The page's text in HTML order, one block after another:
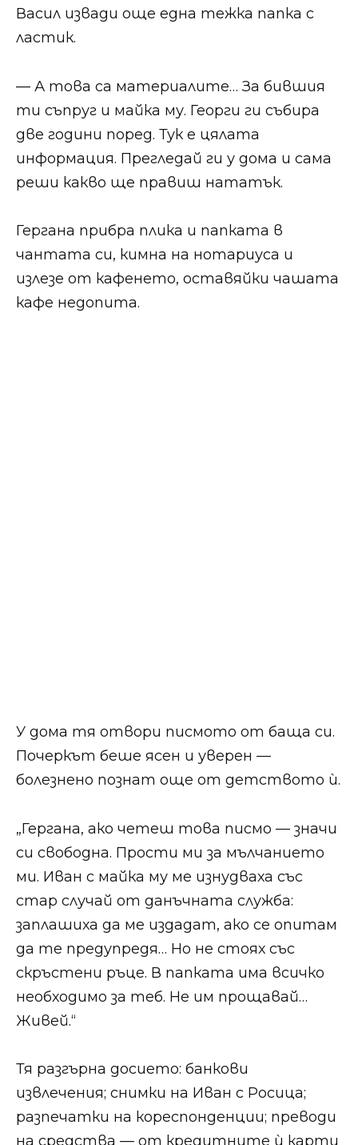
Васил извади още една тежка папка с
ластик.
— А това са материалите… За бившия
ти съпруг и майка му. Георги ги събира
две години поред. Тук е цялата
информация. Прегледай ги у дома и сама
реши какво ще правиш нататък.
Гергана прибра плика и папката в
чантата си, кимна на нотариуса и
излезе от кафенето, оставяйки чашата
кафе недопита.
У дома тя отвори писмото от баща си.
Почеркът беше ясен и уверен —
болезнено познат още от детството ѝ.
„Гергана, ако четеш това писмо — значи
си свободна. Прости ми за мълчанието
ми. Иван с майка му ме изнудваха със
стар случай от данъчната служба:
заплашиха да ме издадат, ако се опитам
да те предупредя… Но не стоях със
скръстени ръце. В папката има всичко
необходимо за теб. Не им прощавай…
Живей.“
Тя разгърна досието: банкови
извлечения; снимки на Иван с Росица;
разпечатки на кореспонденции; преводи
на средства — от кредитните ѝ карти